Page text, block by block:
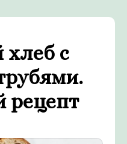
с
рецепт